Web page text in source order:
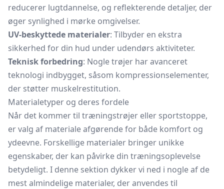
reducerer lugtdannelse, og reflekterende detaljer, der
øger synlighed i mørke omgivelser.
UV-beskyttede materialer: Tilbyder en ekstra
sikkerhed for din hud under udendørs aktiviteter.
Teknisk forbedring: Nogle trøjer har avanceret
teknologi indbygget, såsom kompressionselementer,
der støtter muskelrestitution.
Materialetyper og deres fordele
Når det kommer til træningstrøjer eller sportstoppe,
er valg af materiale afgørende for både komfort og
ydeevne. Forskellige materialer bringer unikke
egenskaber, der kan påvirke din træningsoplevelse
betydeligt. I denne sektion dykker vi ned i nogle af de
mest almindelige materialer, der anvendes til